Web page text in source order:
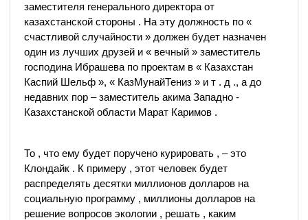
заместителя генерального директора от
казахстанской стороны . На эту должность по «
счастливой случайности » должен будет назначен
один из лучших друзей и « вечный » заместитель
господина Ибрашева по проектам в « Казахстан
Каспий Шельф », « КазМунайТениз » и т . д ., а до
недавних пор – заместитель акима Западно -
Казахстанской области Марат Каримов .
То , что ему будет поручено курировать , – это
Клондайк . К примеру , этот человек будет
распределять десятки миллионов долларов на
социальную программу , миллионы долларов на
решение вопросов экологии , решать , каким